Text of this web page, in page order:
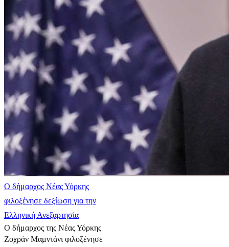
Ο δήμαρχος Νέας Υόρκης
φιλοξένησε δεξίωση για την
Ελληνική Ανεξαρτησία
Ο δήμαρχος της Νέας Υόρκης
Ζοχράν Μαμντάνι φιλοξένησε